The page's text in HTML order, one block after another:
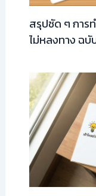
สรุปชัด ๆ การ
ไม่หลงทาง ฉบั